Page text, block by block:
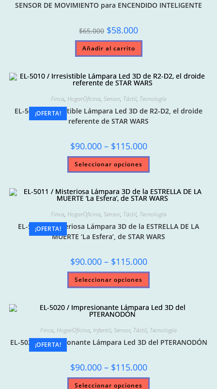
SENSOR DE MOVIMIENTO para ENCENDIDO INTELIGENTE
$65.000 Original
price
was:
$65.000.
$58.000Current
is:
Añadir al carrito
¡OFERTA!
Finca, HogarOficina, Sensor, Táctil, Tecnología
EL-5010 / Irresistible Lámpara Led 3D de R2-D2, el droide
referente de STAR WARS
$90.000 – $115.000Price
range:
$90.000
$115.000
Seleccionar opciones
Este
tiene
Las
opciones
pueden
elegir
en
la
página
¡OFERTA!
Finca, HogarOficina, Sensor, Táctil, Tecnología
EL-5011 / Misteriosa Lámpara 3D de la ESTRELLA DE LA
MUERTE ‘La Esfera’, de STAR WARS
$90.000 – $115.000Price
range:
$90.000
$115.000
Seleccionar opciones
Este
tiene
Las
pueden
elegir
en
¡OFERTA!
Finca, HogarOficina, Infantil, Sensor, Táctil, Tecnología
EL-5020 / Impresionante Lámpara Led 3D del PTERANODÓN
$90.000 – $115.000Price
range:
$90.000
Seleccionar opciones
Este